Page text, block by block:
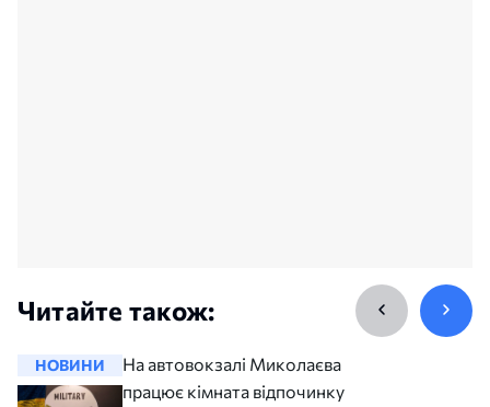
Читайте також:
НОВИНИ
На автовокзалі Миколаєва
працює кімната відпочинку